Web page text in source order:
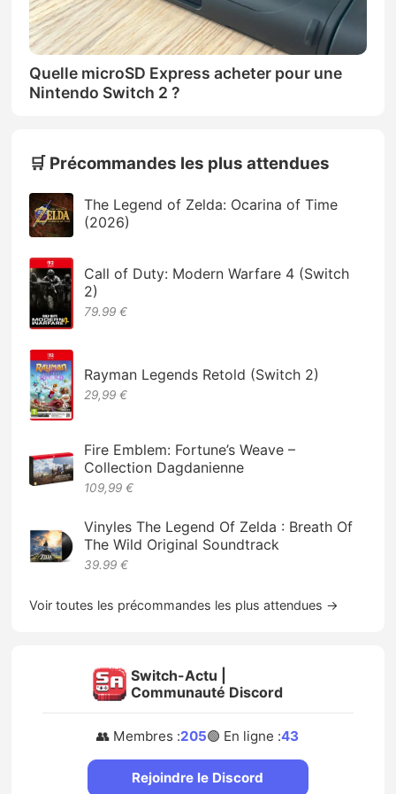
Quelle microSD Express acheter pour une
Nintendo Switch 2 ?
🛒 Précommandes les plus attendues
The Legend of Zelda: Ocarina of Time
(2026)
Call of Duty: Modern Warfare 4 (Switch
2)
79.99 €
Rayman Legends Retold (Switch 2)
29,99 €
Fire Emblem: Fortune’s Weave –
Collection Dagdanienne
109,99 €
Vinyles The Legend Of Zelda : Breath Of
The Wild Original Soundtrack
39.99 €
Voir toutes les précommandes les plus attendues →
Switch-Actu |
Communauté Discord
👥 Membres :205🟢 En ligne :43
Rejoindre le Discord